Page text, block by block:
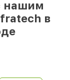
нашим
в